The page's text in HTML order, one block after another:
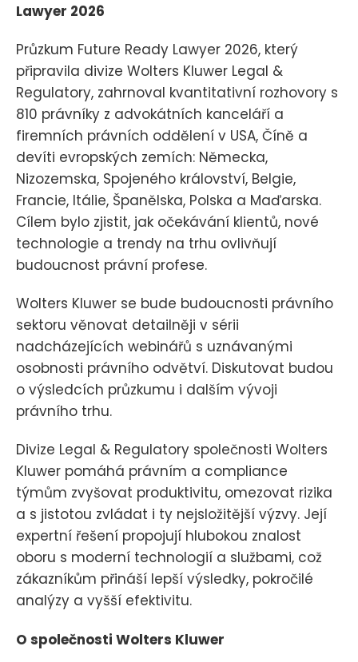
Lawyer 2026
Průzkum Future Ready Lawyer 2026, který
připravila divize Wolters Kluwer Legal &
Regulatory, zahrnoval kvantitativní rozhovory s
810 právníky z advokátních kanceláří a
firemních právních oddělení v USA, Číně a
devíti evropských zemích: Německa,
Nizozemska, Spojeného království, Belgie,
Francie, Itálie, Španělska, Polska a Maďarska.
Cílem bylo zjistit, jak očekávání klientů, nové
technologie a trendy na trhu ovlivňují
budoucnost právní profese.
Wolters Kluwer se bude budoucnosti právního
sektoru věnovat detailněji v sérii
nadcházejících webinářů s uznávanými
osobnosti právního odvětví. Diskutovat budou
o výsledcích průzkumu i dalším vývoji
právního trhu.
Divize Legal & Regulatory společnosti Wolters
Kluwer pomáhá právním a compliance
týmům zvyšovat produktivitu, omezovat rizika
a s jistotou zvládat i ty nejsložitější výzvy. Její
expertní řešení propojují hlubokou znalost
oboru s moderní technologií a službami, což
zákazníkům přináší lepší výsledky, pokročilé
analýzy a vyšší efektivitu.
O společnosti Wolters Kluwer